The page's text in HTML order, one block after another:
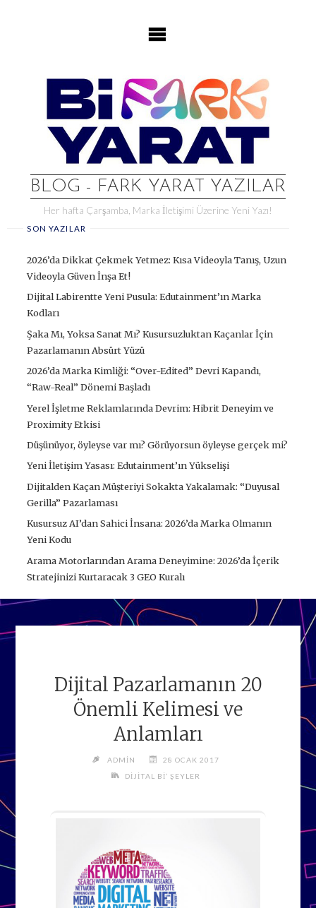
BLOG - FARK YARAT YAZILAR
Her hafta Çarşamba, Marka İletişimi Üzerine Yeni Yazı!
SON YAZILAR
2026’da Dikkat Çekmek Yetmez: Kısa Videoyla Tanış, Uzun
Videoyla Güven İnşa Et!
Dijital Labirentte Yeni Pusula: Edutainment’ın Marka
Kodları
Şaka Mı, Yoksa Sanat Mı? Kusursuzluktan Kaçanlar İçin
Pazarlamanın Absürt Yüzü
2026’da Marka Kimliği: “Over-Edited” Devri Kapandı,
“Raw-Real” Dönemi Başladı
Yerel İşletme Reklamlarında Devrim: Hibrit Deneyim ve
Proximity Etkisi
Düşünüyor, öyleyse var mı? Görüyorsun öyleyse gerçek mi?
Yeni İletişim Yasası: Edutainment’ın Yükselişi
Dijitalden Kaçan Müşteriyi Sokakta Yakalamak: “Duyusal
Gerilla” Pazarlaması
Kusursuz AI’dan Sahici İnsana: 2026’da Marka Olmanın
Yeni Kodu
Arama Motorlarından Arama Deneyimine: 2026’da İçerik
Stratejinizi Kurtaracak 3 GEO Kuralı
Dijital Pazarlamanın 20
Önemli Kelimesi ve
Anlamları
ADMIN
28 OCAK 2017
DIJITAL BI’ ŞEYLER